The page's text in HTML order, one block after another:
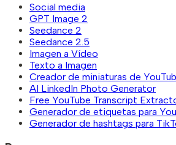
Social media
GPT Image 2
Seedance 2
Seedance 2.5
Imagen a Vídeo
Texto a Imagen
Creador de miniaturas de
AI LinkedIn Photo Generator
Free YouTube Transcript
Generador de etiquetas para
Generador de hashtags para